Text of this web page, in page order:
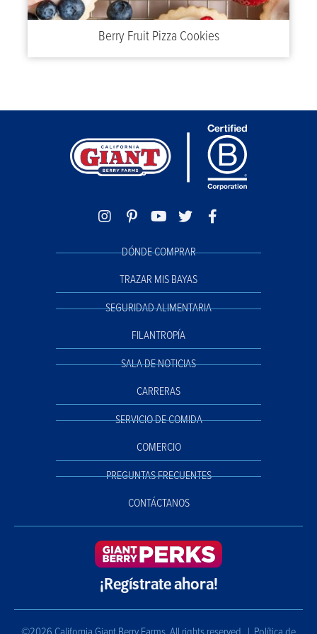
Berry Fruit Pizza Cookies
DÓNDE COMPRAR
TRAZAR MIS BAYAS
SEGURIDAD ALIMENTARIA
FILANTROPÍA
SALA DE NOTICIAS
CARRERAS
SERVICIO DE COMIDA
COMERCIO
PREGUNTAS FRECUENTES
CONTÁCTANOS
¡Regístrate ahora!